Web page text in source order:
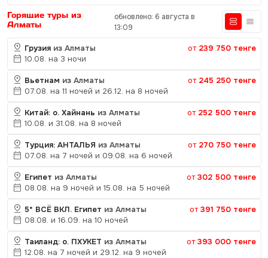
Горящие туры из
Алматы
обновлено: 6 августа в
13:09
Грузия из Алматы от 239 750 тенге
10.08. на 3 ночи
Вьетнам из Алматы от 245 250 тенге
07.08. на 11 ночей и 26.12. на 8 ночей
Китай: о. Хайнань из Алматы от 252 500 тенге
10.08. и 31.08. на 8 ночей
Турция: АНТАЛЬЯ из Алматы от 270 750 тенге
07.08. на 7 ночей и 09.08. на 6 ночей
Египет из Алматы от302 500 тенге
08.08. на 9 ночей и 15.08. на 5 ночей
5* ВСЁ ВКЛ. Египет из Алматы от391 750 тенге
08.08. и 16.09. на 10 ночей
Таиланд: о. ПХУКЕТ из Алматы от393 000 тенге
12.08. на 7 ночей и 29.12. на 9 ночей